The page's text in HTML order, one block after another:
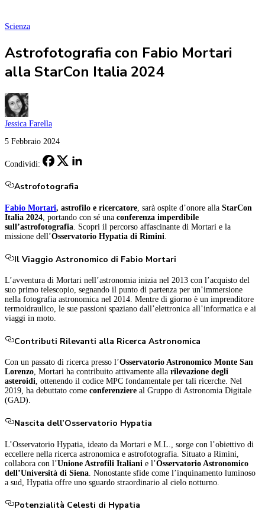
Scienza
Astrofotografia con Fabio Mortari
alla StarCon Italia 2024
Jessica Farella
5 Febbraio 2024
Condividi:
Astrofotografia
Fabio Mortari, astrofilo e ricercatore, sarà ospite d’onore alla StarCon
Italia 2024, portando con sé una conferenza imperdibile
sull’astrofotografia. Scopri il percorso affascinante di Mortari e la
missione dell’Osservatorio Hypatia di Rimini.
Il Viaggio Astronomico di Fabio Mortari
L’avventura di Mortari nell’astronomia inizia nel 2013 con l’acquisto del
suo primo telescopio, segnando il punto di partenza per un’immersione
nella fotografia astronomica nel 2014. Mentre di giorno è un imprenditore
termoidraulico, le sue passioni spaziano dall’elettronica all’informatica e ai
viaggi in moto.
Contributi Rilevanti alla Ricerca Astronomica
Con un passato di ricerca presso l’Osservatorio Astronomico Monte San
Lorenzo, Mortari ha contribuito attivamente alla rilevazione degli
asteroidi, ottenendo il codice MPC fondamentale per tali ricerche. Nel
2019, ha debuttato come conferenziere al Gruppo di Astronomia Digitale
(GAD).
Nascita dell’Osservatorio Hypatia
L’Osservatorio Hypatia, ideato da Mortari e M.L., sorge con l’obiettivo di
eccellere nella ricerca astronomica e astrofotografia. Situato a Rimini,
collabora con l’Unione Astrofili Italiani e l’Osservatorio Astronomico
dell’Università di Siena . Nonostante sfide come l’inquinamento luminoso
a sud, Hypatia offre uno sguardo straordinario al cielo notturno.
Potenzialità Celesti di Hypatia